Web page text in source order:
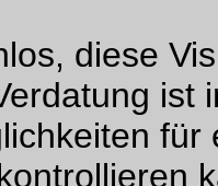
diese
ist